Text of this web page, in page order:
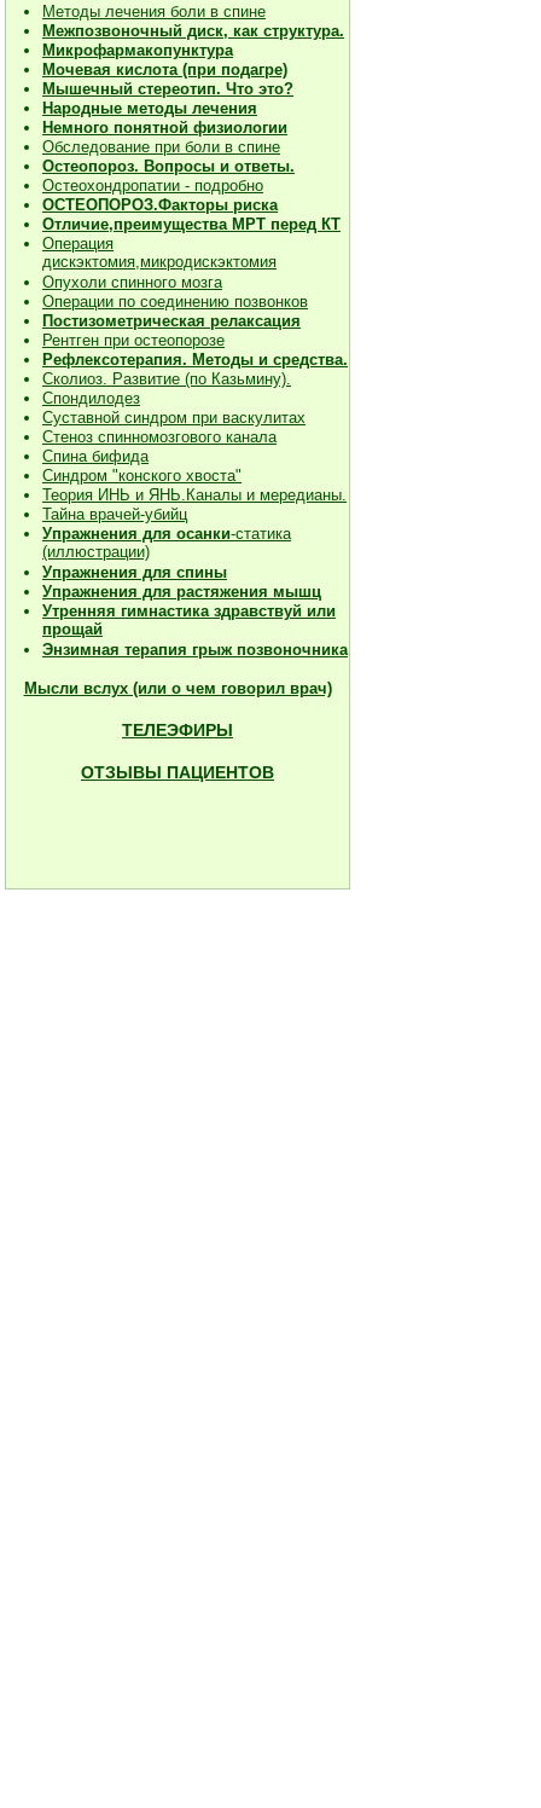
Методы лечения боли в спине
Межпозвоночный диск, как структура.
Микрофармакопунктура
Мочевая кислота (при подагре)
Мышечный стереотип. Что это?
Народные методы лечения
Немного понятной физиологии
Обследование при боли в спине
Остеопороз. Вопросы и ответы.
Остеохондропатии - подробно
ОСТЕОПОРОЗ.Факторы риска
Отличие,преимущества МРТ перед КТ
Операция
дискэктомия,микродискэктомия
Опухоли спинного мозга
Операции по соединению позвонков
Постизометрическая релаксация
Рентген при остеопорозе
Рефлексотерапия. Методы и средства.
Сколиоз. Развитие (по Казьмину).
Спондилодез
Суставной синдром при васкулитах
Стеноз спинномозгового канала
Спина бифида
Синдром "конского хвоста"
Теория ИНЬ и ЯНЬ.Каналы и мередианы.
Тайна врачей-убийц
Упражнения для осанки-статика
(иллюстрации)
Упражнения для спины
Упражнения для растяжения мышц
Утренняя гимнастика здравствуй или
прощай
Энзимная терапия грыж позвоночника
Мысли вслух (или о чем говорил врач)
ТЕЛЕЭФИРЫ
ОТЗЫВЫ ПАЦИЕНТОВ